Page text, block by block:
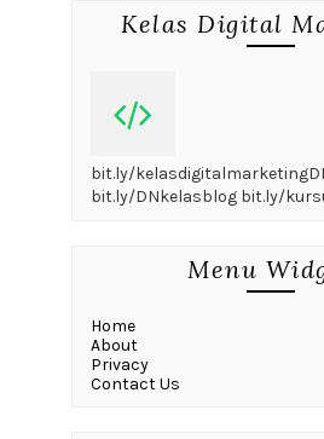
Kelas Digital
bit.ly/
bit.ly/DNkelasblog bit.ly/
Menu
Home
About
Privacy
Contact Us